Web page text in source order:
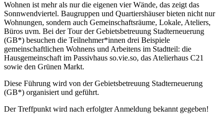
Wohnen ist mehr als nur die eigenen vier Wände, das zeigt das
Sonnwendviertel. Baugruppen und Quartiershäuser bieten nicht nur
Wohnungen, sondern auch Gemeinschaftsräume, Lokale, Ateliers,
Büros uvm. Bei der Tour der Gebietsbetreuung Stadterneuerung
(GB*) besuchen die Teilnehmer*innen drei Beispiele
gemeinschaftlichen Wohnens und Arbeitens im Stadtteil: die
Hausgemeinschaft im Passivhaus so.vie.so, das Atelierhaus C21
sowie den Grünen Markt.
Diese Führung wird von der Gebietsbetreuung Stadterneuerung
(GB*) organisiert und geführt.
Der Treffpunkt wird nach erfolgter Anmeldung bekannt gegeben!